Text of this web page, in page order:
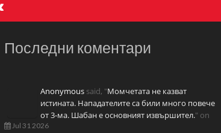
Последни коментари
Anonymous said, "Момчетата не казват
истината. Нападателите са били много повече
от 3-ма. Шабан е основният извършител." on
Jul 31 2026